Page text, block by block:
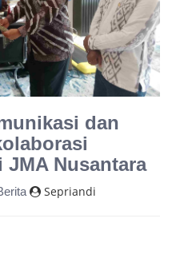
dan
JMA Nusantara
Sepriandi